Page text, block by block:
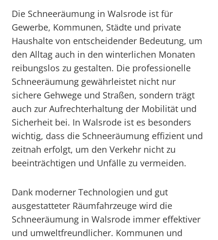
Die Schneeräumung in Walsrode ist für
Gewerbe, Kommunen, Städte und private
Haushalte von entscheidender Bedeutung, um
den Alltag auch in den winterlichen Monaten
reibungslos zu gestalten. Die professionelle
Schneeräumung gewährleistet nicht nur
sichere Gehwege und Straßen, sondern trägt
auch zur Aufrechterhaltung der Mobilität und
Sicherheit bei. In Walsrode ist es besonders
wichtig, dass die Schneeräumung effizient und
zeitnah erfolgt, um den Verkehr nicht zu
beeinträchtigen und Unfälle zu vermeiden.
Dank moderner Technologien und gut
ausgestatteter Räumfahrzeuge wird die
Schneeräumung in Walsrode immer effektiver
und umweltfreundlicher. Kommunen und